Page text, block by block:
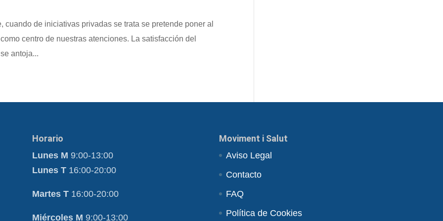
de iniciativas privadas se trata se pretende poner al
centro de nuestras atenciones. La satisfacción del
antoja...
Horario
Lunes M 9:00-13:00
Lunes T 16:00-20:00
Martes T 16:00-20:00
Miércoles M 9:00-13:00
Moviment i Salut
Aviso Legal
Contacto
FAQ
Política de Cookies